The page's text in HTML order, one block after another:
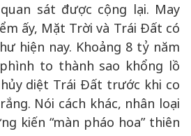
sát được cộng lại. May
ấy, Mặt Trời và Trái Đất có
hiện nay. Khoảng 8 tỷ năm
to thành sao khổng lồ
diệt Trái Đất trước khi co
Nói cách khác, nhân loại
kiến “màn pháo hoa” thiên